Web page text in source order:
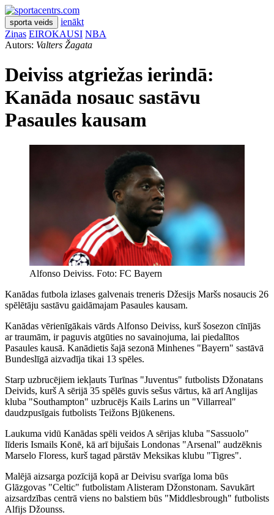
sporta veids
ienākt
Ziņas EIROKAUSI NBA
Autors: Valters Žagata
Deiviss atgriežas ierindā:
Kanāda nosauc sastāvu
Pasaules kausam
Alfonso Deiviss. Foto: FC Bayern
Kanādas futbola izlases galvenais treneris Džesijs Maršs nosaucis 26
spēlētāju sastāvu gaidāmajam Pasaules kausam.
Kanādas vērienīgākais vārds Alfonso Deiviss, kurš šosezon cīnījās
ar traumām, ir paguvis atgūties no savainojuma, lai piedalītos
Pasaules kausā. Kanādietis šajā sezonā Minhenes "Bayern" sastāvā
Bundeslīgā aizvadīja tikai 13 spēles.
Starp uzbrucējiem iekļauts Turīnas "Juventus" futbolists Džonatans
Deivids, kurš A sērijā 35 spēlēs guvis sešus vārtus, kā arī Anglijas
kluba "Southampton" uzbrucējs Kails Larins un "Villarreal"
daudzpusīgais futbolists Teižons Bjūkenens.
Laukuma vidū Kanādas spēli veidos A sērijas kluba "Sassuolo"
līderis Ismails Konē, kā arī bijušais Londonas "Arsenal" audzēknis
Marselo Floress, kurš tagad pārstāv Meksikas klubu "Tigres".
Malējā aizsarga pozīcijā kopā ar Deivisu svarīga loma būs
Glāzgovas "Celtic" futbolistam Alisteram Džonstonam. Savukārt
aizsardzības centrā viens no balstiem būs "Middlesbrough" futbolists
Alfijs Džounss.